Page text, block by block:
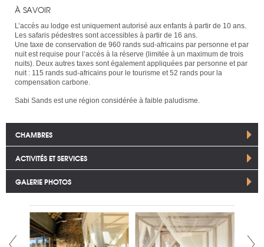
À SAVOIR
L’accès au lodge est uniquement autorisé aux enfants à partir de 10 ans.
Les safaris pédestres sont accessibles à partir de 16 ans.
Une taxe de conservation de 960 rands sud-africains par personne et par
nuit est requise pour l’accès à la réserve (limitée à un maximum de trois
nuits). Deux autres taxes sont également appliquées par personne et par
nuit : 115 rands sud-africains pour le tourisme et 52 rands pour la
compensation carbone.
Sabi Sands est une région considérée à faible paludisme.
CHAMBRES
ACTIVITÉS ET SERVICES
GALERIE PHOTOS